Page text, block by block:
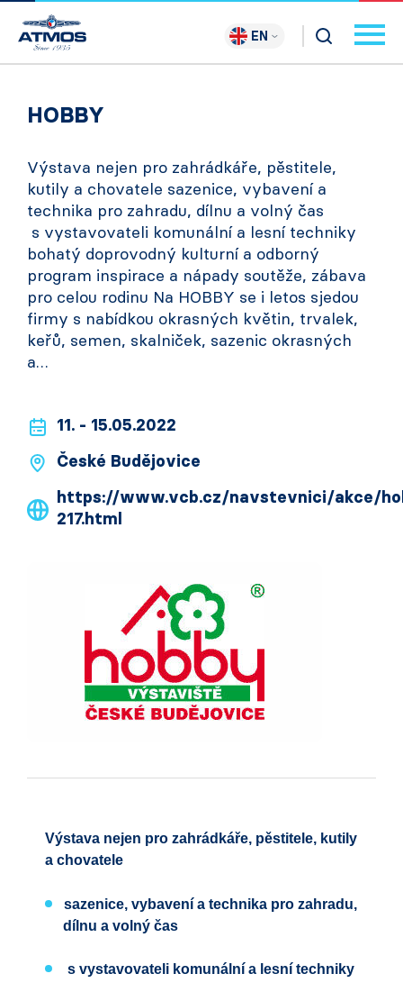
EN
HOBBY
Výstava nejen pro zahrádkáře, pěstitele,
kutily a chovatele sazenice, vybavení a
technika pro zahradu, dílnu a volný čas
s vystavovateli komunální a lesní techniky
bohatý doprovodný kulturní a odborný
program inspirace a nápady soutěže, zábava
pro celou rodinu Na HOBBY se i letos sjedou
firmy s nabídkou okrasných květin, trvalek,
keřů, semen, skalniček, sazenic okrasných
a…
11. - 15.05.2022
České Budějovice
https://www.vcb.cz/navstevnici/akce/
217.html
Výstava nejen pro zahrádkáře, pěstitele, kutily
a chovatele
sazenice, vybavení a technika pro zahradu,
dílnu a volný čas
s vystavovateli komunální a lesní techniky